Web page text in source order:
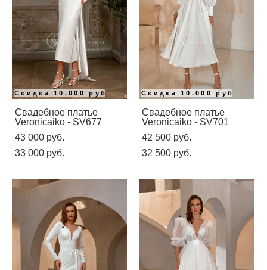
Скидка 10.000 руб
Свадебное платье
Veronicaiko - SV677
43 000 pуб.
33 000 pуб.
Скидка 10.000 руб
Свадебное платье
Veronicaiko - SV701
42 500 pуб.
32 500 pуб.